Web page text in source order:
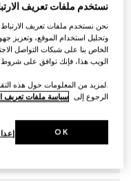
نظارات شمسية على
تنويعاتاللون الوردي بلمسات
نستخدم ملفات تعريف
نحن نستخدم ملفات تعريف الارتباط
وتحليل استخدام الموقع، وتعزيز
الخاص بنا على شبكات التواصل
الويب هذا، فإنك توافق على شروط
.لمزيد من المعلومات حول هذه
الرجوع إلى سياسة ملفات تعريف
OK